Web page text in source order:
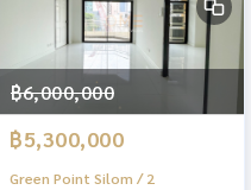
฿6,000,000
฿5,300,000
Green Point Silom / 2